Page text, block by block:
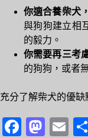
你適合養柴犬
與狗狗建立相
的毅力。
你需要再三考
的狗狗，或者
充分了解柴犬的優缺
Fa M
E